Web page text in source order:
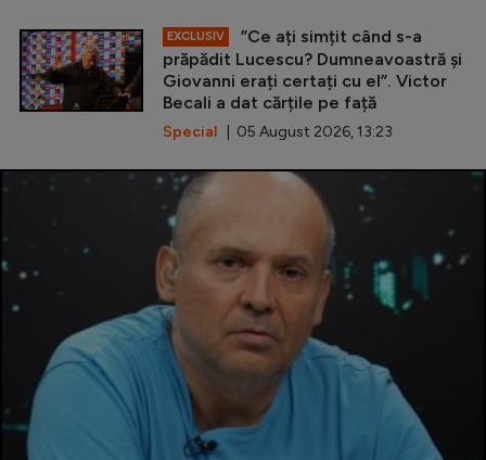
EXCLUSIV
”Ce ați simțit când s-a
prăpădit Lucescu? Dumneavoastră și
Giovanni erați certați cu el”. Victor
Becali a dat cărțile pe față
Special | 05 August 2026, 13:23